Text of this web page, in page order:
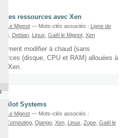
des ressources avec Xen
Le Mignot — Mots-clés associés : Ligne de
, Debian, Linux Gaël le Mignot, Xen
modifier à chaud (sans
(disque, CPU et RAM) allouées à
Xen.
Pilot Systems
Le Mignot — Mots-clés associés :
Computing, Django, Xen, Linux Zope, Gaël le